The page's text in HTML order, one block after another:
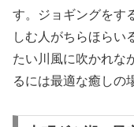
す。ジョギングをす
しむ人がちらほらい
たい川風に吹かれな
るには最適な癒しの